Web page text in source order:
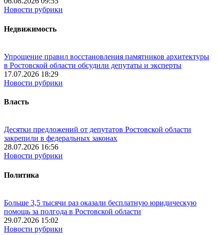
Новости рубрики
Недвижимость
Упрощение правил восстановления памятников архитектуры
в Ростовской области обсудили депутаты и эксперты
17.07.2026 18:29
Новости рубрики
Власть
Десятки предложений от депутатов Ростовской области
закрепили в федеральных законах
28.07.2026 16:56
Новости рубрики
Политика
Больше 3,5 тысячи раз оказали бесплатную юридическую
помощь за полгода в Ростовской области
29.07.2026 15:02
Новости рубрики